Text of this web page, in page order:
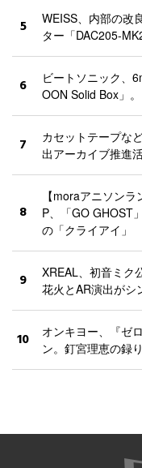
5
WEISS、内部の改
ター「DAC205-
6
ビートソニック、
OON Solid Box」
7
カセットテープな
出アーカイブ推進活
8
【moraアニソン
P、「GO GHOST
の「クライアイ」
9
XREAL、初音ミク
花火とAR演出がシ
10
オンキヨー、『ゼ
ン。釘宮理恵の録